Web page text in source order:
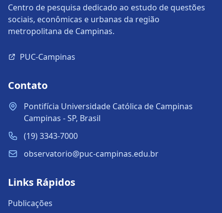
Centro de pesquisa dedicado ao estudo de questões
sociais, econômicas e urbanas da região
metropolitana de Campinas.
PUC-Campinas
Contato
Pontifícia Universidade Católica de Campinas
Campinas - SP, Brasil
(19) 3343-7000
observatorio@puc-campinas.edu.br
Links Rápidos
Publicações